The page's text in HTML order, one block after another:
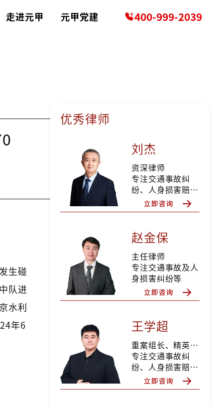
走进元甲 元甲党建 400-999-2039
生碰
队进
水利
年6
优秀律师
刘杰
资深律师
专注交通事故纠
纷、人身损害赔偿
赵金保
主任律师
专注交通事故及人
身损害纠纷等
王学超
重案组长、精英律师
专注交通事故纠
纷、人身损害赔
偿、合同纠纷、婚
姻家事等